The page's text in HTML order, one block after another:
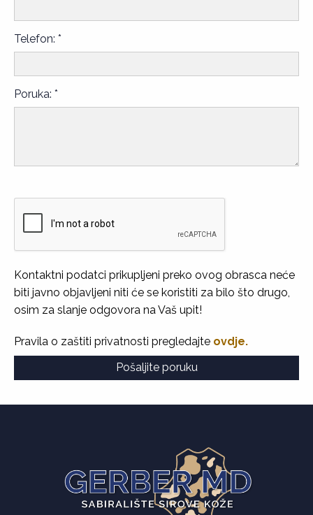
Telefon: *
Poruka: *
Kontaktni podatci prikupljeni preko ovog obrasca neće
biti javno objavljeni niti će se koristiti za bilo što drugo,
osim za slanje odgovora na Vaš upit!
Pravila o zaštiti privatnosti pregledajte ovdje.